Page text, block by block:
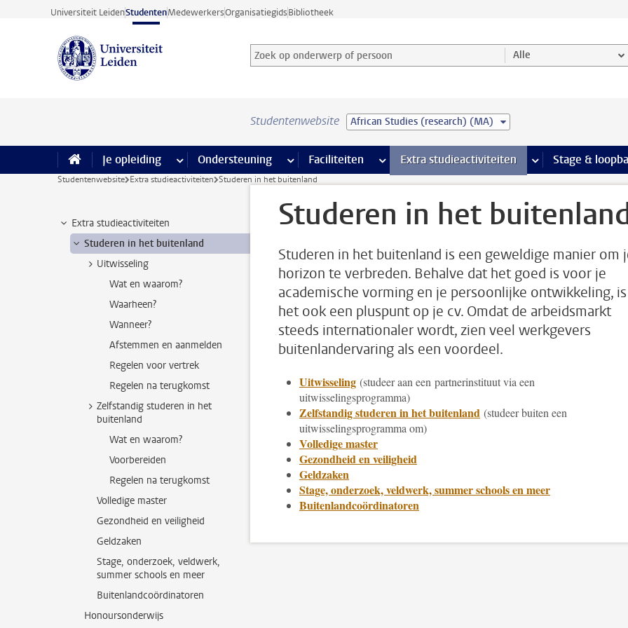
Ga direct naar de inhoud
Universiteit LeidenStudentenMedewerkersOrganisatiegidsBibliotheek
Zoek op onderwerp of persoon en selecteer categorie
Zoekterm Alle
Studentenwebsite African Studies (research) (MA)
Je opleiding meer Je opleiding pagina’s
Ondersteuning meer Ondersteuning pagina’s
Faciliteiten meer Faciliteiten pagina’s
Extra studieactiviteiten meer Extra
Stage &
Studentenwebsite Extra studieactiviteiten Studeren in het buitenland
Extra studieactiviteiten
Studeren in het buitenland
Uitwisseling
Wat en waarom?
Waarheen?
Wanneer?
Afstemmen en aanmelden
Regelen voor vertrek
Regelen na terugkomst
Zelfstandig studeren in het
buitenland
Wat en waarom?
Voorbereiden
Regelen na terugkomst
Volledige master
Gezondheid en veiligheid
Geldzaken
Stage, onderzoek, veldwerk,
summer schools en meer
Buitenlandcoördinatoren
Honoursonderwijs
Studeren in het
Studeren in het buitenland is een geweldige manier om
horizon te verbreden. Behalve dat het goed is voor je
academische vorming en je persoonlijke ontwikkeling, is
het ook een pluspunt op je cv. Omdat de arbeidsmarkt
steeds internationaler wordt, zien veel werkgevers
buitenlandervaring als een voordeel.
Uitwisseling (studeer aan een partnerinstituut via een
uitwisselingsprogramma)
Zelfstandig studeren in het buitenland (studeer buiten een
uitwisselingsprogramma om)
Volledige master
Gezondheid en veiligheid
Geldzaken
Stage, onderzoek, veldwerk, summer schools en meer
Buitenlandcoördinatoren